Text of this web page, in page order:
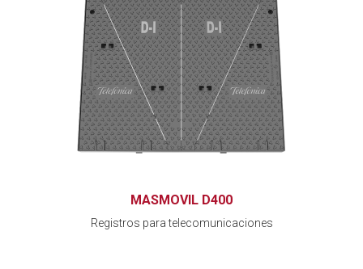
MASMOVIL D400
Registros para telecomunicaciones